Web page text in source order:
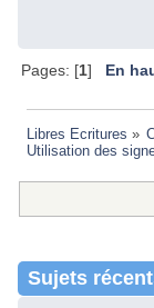
Pages: [1] En
Libres Ecritures »
Utilisation des
Sujets